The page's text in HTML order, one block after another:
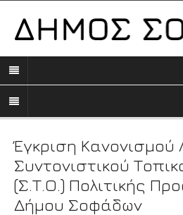
Έγκριση Κανονισμού
Συντονιστικού
(Σ.Τ.Ο.) Πολιτικής
Δήμου Σοφάδων